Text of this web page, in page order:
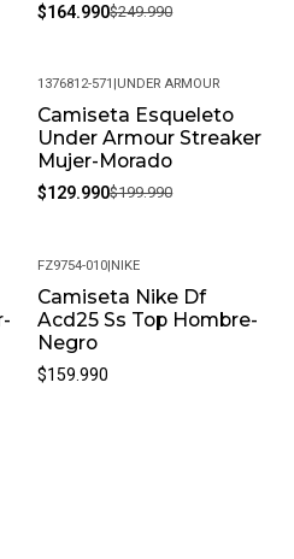
$164.990$249.990
-35%
1376812-571 UNDER ARMOUR
Camiseta Esqueleto
Under Armour Streaker
Mujer-Morado
$129.990$199.990
FZ9754-010 NIKE
Camiseta Nike Df
Acd25 Ss Top Hombre-
Negro
$159.990